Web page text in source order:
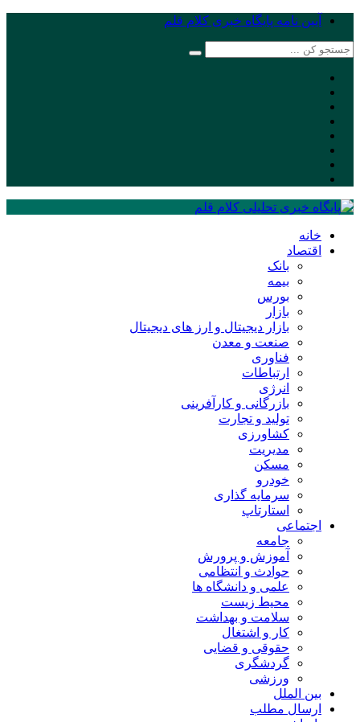
آیین نامه پایگاه خبری کلام قلم
خانه
اقتصاد
بانک
بیمه
بورس
بازار
بازار دیجیتال و ارز های دیجیتال
صنعت و معدن
فناوری
ارتباطات
انرژی
بازرگانی و کارآفرینی
تولید و تجارت
کشاورزی
مدیریت
مسکن
خودرو
سرمایه گذاری
استارتاپ
اجتماعی
جامعه
آموزش و پرورش
حوادث و انتظامی
علمی و دانشگاه ها
محیط زیست
سلامت و بهداشت
کار و اشتغال
حقوقی و قضایی
گردشگری
ورزشی
بین الملل
ارسال مطلب